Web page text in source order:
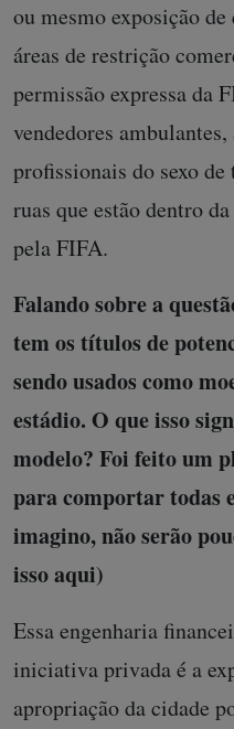
ou mesmo exposição
áreas de restrição
permissão expressa da
vendedores
profissionais do sexo
ruas que estão dentro
pela FIFA.
Falando sobre a
tem os títulos de
sendo usados como
estádio. O que isso
modelo? Foi feito um
para comportar todas
imagino, não serão
isso aqui)
Essa engenharia
iniciativa privada é a
apropriação da cidade